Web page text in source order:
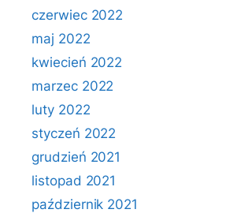
czerwiec 2022
maj 2022
kwiecień 2022
marzec 2022
luty 2022
styczeń 2022
grudzień 2021
listopad 2021
październik 2021